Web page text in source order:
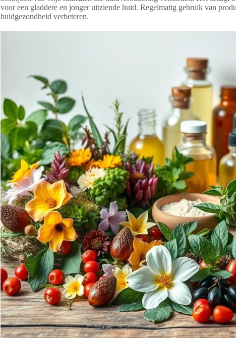
voor een gladdere en jonger uitziende huid. Regelmatig gebruik van
huidgezondheid verbeteren.